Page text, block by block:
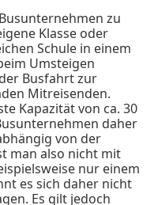
zu
Klasse oder
Schule in einem
Umsteigen
Busfahrt zur
Mitreisenden.
Kapazität von ca. 30
daher
von der
man also nicht mit
nur einem
es sich daher nicht
Es gilt jedoch